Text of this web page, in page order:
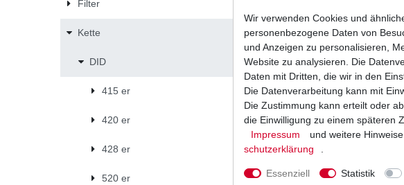
Filter
Kette
DID
415 er
420 er
428 er
520 er
DID Kette 630 V (VS) Clipschloss
D.I.D O-Ring verstärkt B&B
UVP 9,22 €
1 Stück | 8,30 € / Stück
*inkl. ges. MwSt.zzgl. Versandkosten
Wir verwenden Cookies und
personenbezogene Daten von
und Anzeigen zu personalisieren,
Website zu analysieren. Die
Daten mit Dritten, die wir in den
Die Datenverarbeitung kann mit
Die Zustimmung kann erteilt oder
die Einwilligung zu einem späteren
Impressum
und weitere
schutz­erklärung
Essenziell Statistik